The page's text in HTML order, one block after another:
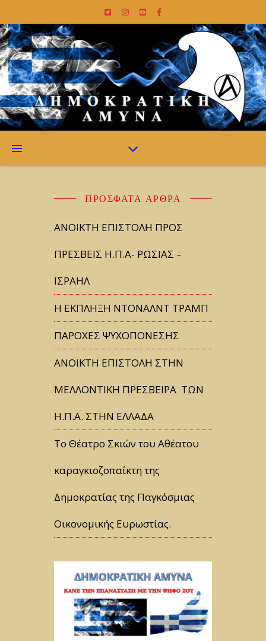
ΠΡΌΣΦΑΤΑ ΆΡΘΡΑ
ΑΝΟΙΚΤΗ ΕΠΙΣΤΟΛΗ ΠΡΟΣ
ΠΡΕΣΒΕΙΣ Η.Π.Α- ΡΩΣΙΑΣ –
ΙΣΡΑΗΛ
Η ΕΚΠΛΗΞΗ ΝΤΟΝΑΛΝΤ ΤΡΑΜΠ
ΠΑΡΟΧΕΣ ΨΥΧΟΠΟΝΕΣΗΣ
ΑΝΟΙΚΤΗ ΕΠΙΣΤΟΛΗ ΣΤΗΝ
ΜΕΛΛΟΝΤΙΚΗ ΠΡΕΣΒΕΙΡΑ ΤΩΝ
Η.Π.Α. ΣΤΗΝ ΕΛΛΑΔΑ
Tο Θέατρο Σκιών του Αθέατου
καραγκιοζοπαίκτη της
Δημοκρατίας της Παγκόσμιας
Οικονομικής Ευρωστίας.